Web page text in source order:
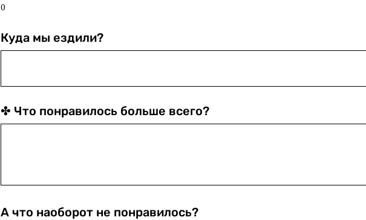
0
Куда мы ездили?
✤ Что понравилось больше всего?
А что наоборот не понравилось?